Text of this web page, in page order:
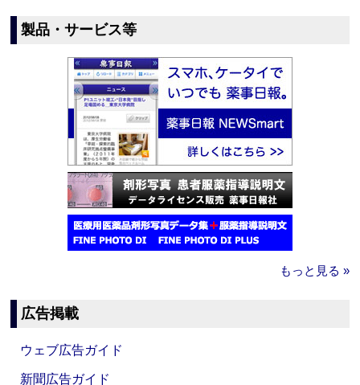
製品・サービス等
もっと見る »
広告掲載
ウェブ広告ガイド
新聞広告ガイド